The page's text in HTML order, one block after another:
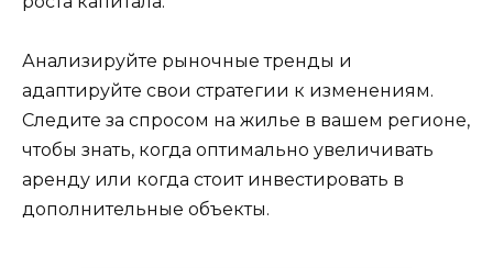
Анализируйте рыночные тренды и
адаптируйте свои стратегии к изменениям.
Следите за спросом на жилье в вашем регионе,
чтобы знать, когда оптимально увеличивать
аренду или когда стоит инвестировать в
дополнительные объекты.